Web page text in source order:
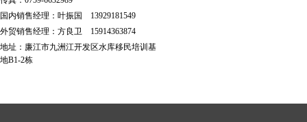
国内销售经理：叶振国 13929181549
外贸销售经理：方良卫 15914363874
地址：廉江市九洲江开发区水库移民培训基
地B1-2栋